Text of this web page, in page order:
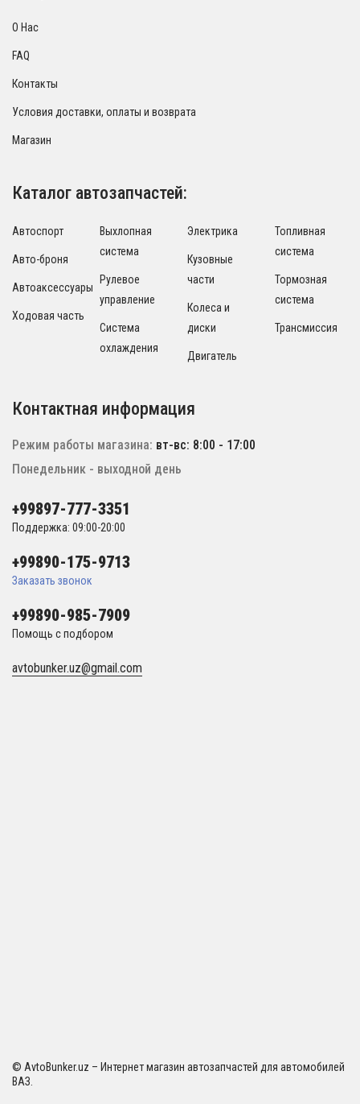
О Нас
FAQ
Контакты
Условия доставки, оплаты и возврата
Магазин
Каталог автозапчастей:
Автоспорт
Авто-броня
Автоаксессуары
Ходовая часть
Выхлопная
система
Рулевое
управление
Система
охлаждения
Электрика
Кузовные
части
Колеса и
диски
Двигатель
Топливная
система
Тормозная
система
Трансмиссия
Контактная информация
Режим работы магазина: вт-вс: 8:00 - 17:00
Понедельник - выходной день
+99897-777-3351
Поддержка: 09:00-20:00
+99890-175-9713
Заказать звонок
+99890-985-7909
Помощь с подбором
avtobunker.uz@gmail.com
© AvtoBunker.uz – Интернет магазин автозапчастей для автомобилей
ВАЗ.